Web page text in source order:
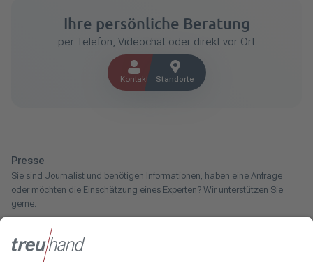
Ihre persönliche Beratung
per Telefon, Videochat oder direkt vor Ort
Kontakt Standorte
Presse
Sie sind Journalist und benötigen Informationen, haben eine Anfrage
oder möchten die Einschätzung eines Experten? Wir unterstützen Sie
gerne.
Innotax